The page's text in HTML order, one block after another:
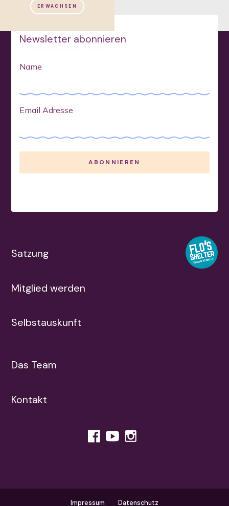
ERWACHSEN
Newsletter abonnieren
Name
Email Adresse
Satzung
Mitglied werden
Selbstauskunft
Das Team
Kontakt
Impressum Datenschutz